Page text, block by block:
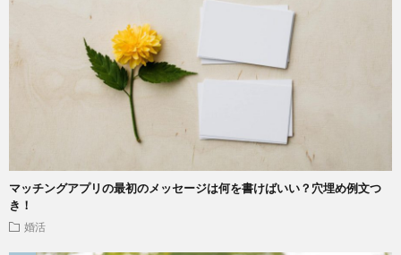
マッチングアプリの最初のメッセージは何を書けばいい？穴埋め例文つ
き！
婚活